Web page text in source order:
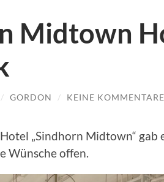
Midtown
/ GORDON / KEINE KOMMENTARE
„Sindhorn Midtown“ gab
Wünsche offen.